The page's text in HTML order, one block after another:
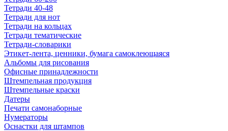
Тетради 40-48
Тетради для нот
Тетради на кольцах
Тетради тематические
Тетради-словарики
Этикет-лента, ценники, бумага самоклеющаяся
Альбомы для рисования
Офисные принадлежности
Штемпельная продукция
Штемпельные краски
Датеры
Печати самонаборные
Нумераторы
Оснастки для штампов